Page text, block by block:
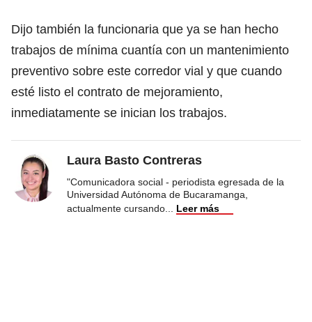
Dijo también la funcionaria que ya se han hecho
trabajos de mínima cuantía con un mantenimiento
preventivo sobre este corredor vial y que cuando
esté listo el contrato de mejoramiento,
inmediatamente se inician los trabajos.
Laura Basto Contreras
"Comunicadora social - periodista egresada de la
Universidad Autónoma de Bucaramanga,
actualmente cursando
Leer más